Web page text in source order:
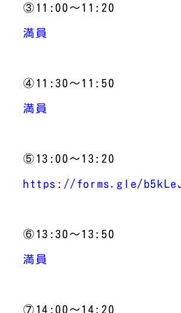
③11:00～11:20
満員
④11:30～11:50
満員
⑤13:00～13:20
https://forms.gle/
⑥13:30～13:50
満員
⑦14:00～14:20